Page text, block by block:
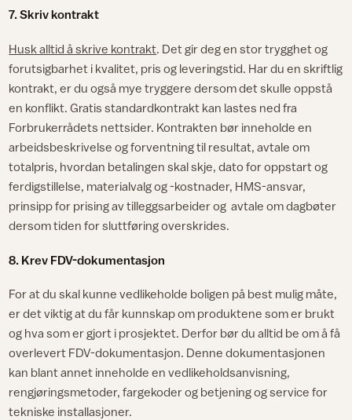
7. Skriv kontrakt
Husk alltid å skrive kontrakt. Det gir deg en stor trygghet og
forutsigbarhet i kvalitet, pris og leveringstid. Har du en skriftlig
kontrakt, er du også mye tryggere dersom det skulle oppstå
en konflikt. Gratis standardkontrakt kan lastes ned fra
Forbrukerrådets nettsider. Kontrakten bør inneholde en
arbeidsbeskrivelse og forventning til resultat, avtale om
totalpris, hvordan betalingen skal skje, dato for oppstart og
ferdigstillelse, materialvalg og -kostnader, HMS-ansvar,
prinsipp for prising av tilleggsarbeider og avtale om dagbøter
dersom tiden for sluttføring overskrides.
8. Krev FDV-dokumentasjon
For at du skal kunne vedlikeholde boligen på best mulig måte,
er det viktig at du får kunnskap om produktene som er brukt
og hva som er gjort i prosjektet. Derfor bør du alltid be om å få
overlevert FDV-dokumentasjon. Denne dokumentasjonen
kan blant annet inneholde en vedlikeholdsanvisning,
rengjøringsmetoder, fargekoder og betjening og service for
tekniske installasjoner.